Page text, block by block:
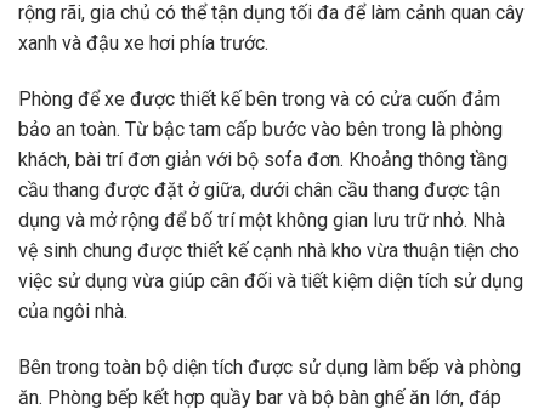
rộng rãi, gia chủ có thể tận dụng tối đa để làm cảnh quan cây
xanh và đậu xe hơi phía trước.
Phòng để xe được thiết kế bên trong và có cửa cuốn đảm
bảo an toàn. Từ bậc tam cấp bước vào bên trong là phòng
khách, bài trí đơn giản với bộ sofa đơn. Khoảng thông tầng
cầu thang được đặt ở giữa, dưới chân cầu thang được tận
dụng và mở rộng để bố trí một không gian lưu trữ nhỏ. Nhà
vệ sinh chung được thiết kế cạnh nhà kho vừa thuận tiện cho
việc sử dụng vừa giúp cân đối và tiết kiệm diện tích sử dụng
của ngôi nhà.
Bên trong toàn bộ diện tích được sử dụng làm bếp và phòng
ăn. Phòng bếp kết hợp quầy bar và bộ bàn ghế ăn lớn, đáp